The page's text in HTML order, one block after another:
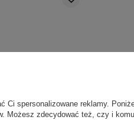
Ci spersonalizowane reklamy.
Możesz zdecydować też, czy i komu